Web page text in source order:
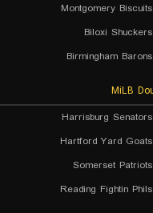
Montgomery Biscuits
Biloxi Shuckers
Birmingham Barons
Harrisburg Senators
Hartford Yard Goats
Somerset Patriots
Reading Fightin Phils